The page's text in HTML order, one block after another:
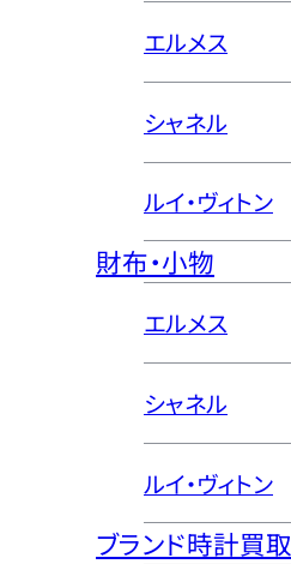
エルメス
シャネル
ルイ・ヴィトン
財布・小物
エルメス
シャネル
ルイ・ヴィトン
ブランド時計買取